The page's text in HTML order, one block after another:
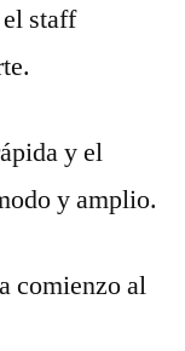
staff
y el
y amplio.
comienzo al